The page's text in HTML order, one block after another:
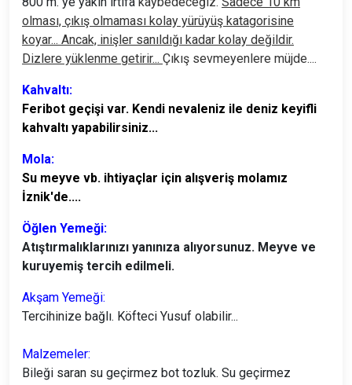
olması, çıkış olmaması kolay yürüyüş katagorisine
koyar... Ancak, inişler sanıldığı kadar kolay değildir.
Dizlere yüklenme getirir... Çıkış sevmeyenlere müjde....
Kahvaltı:
Feribot geçişi var. Kendi nevaleniz ile deniz keyifli
kahvaltı yapabilirsiniz...
Mola:
Su meyve vb. ihtiyaçlar için alışveriş molamız
İznik'de....
Öğlen Yemeği:
Atıştırmalıklarınızı yanınıza alıyorsunuz. Meyve ve
kuruyemiş tercih edilmeli.
Akşam Yemeği:
Tercihinize bağlı. Köfteci Yusuf olabilir...
Malzemeler:
Bileği saran su geçirmez bot tozluk. Su geçirmez